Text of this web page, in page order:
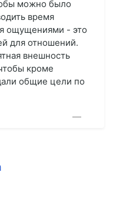
можно было
время
ощущениями - это
для отношений.
внешность
кроме
общие цели по
—